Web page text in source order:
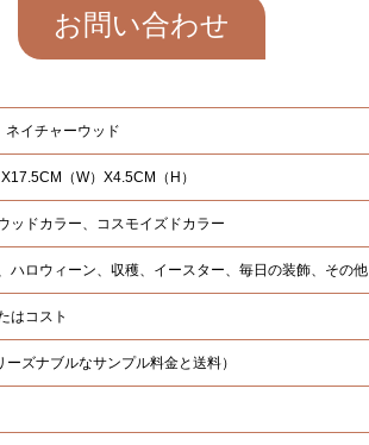
お問い合わせ
ネイチャーウッド
（W）X4.5CM（H）
ッドカラー、コスモイズドカラー
ハロウィーン、収穫、イースター、毎日の装飾、その他
はコスト
ーズナブルなサンプル料金と送料）